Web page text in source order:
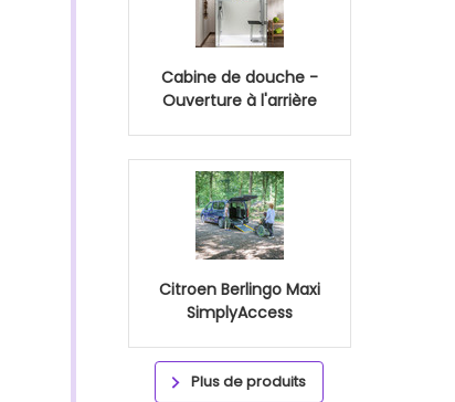
Cabine de douche -
Ouverture à l'arrière
Citroen Berlingo Maxi
SimplyAccess
Plus de produits